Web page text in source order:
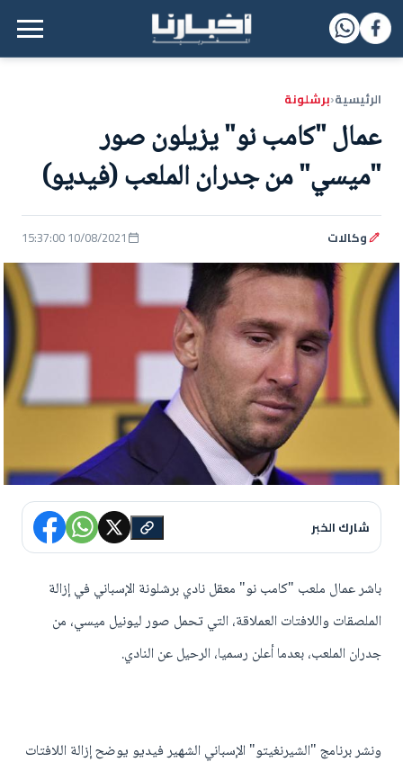
القائمة الرئيسية
الرئيسية‹برشلونة
عمال "كامب نو" يزيلون صور
"ميسي" من جدران الملعب (فيديو)
وكالات 10/08/2021 15:37:00
شارك الخبر
باشر عمال ملعب "كامب نو" معقل نادي برشلونة الإسباني في إزالة
الملصقات واللافتات العملاقة، التي تحمل صور ليونيل ميسي، من
جدران الملعب، بعدما أعلن رسميا، الرحيل عن النادي.
ونشر برنامج "الشيرنغيتو" الإسباني الشهير فيديو يوضح إزالة اللافتات